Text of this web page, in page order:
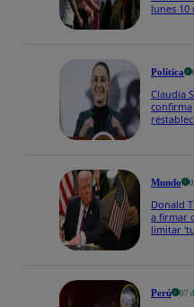
lunes 10
Política
Claudia
confirma
Mundo
Donald
a firmar
limitar
Perú 07